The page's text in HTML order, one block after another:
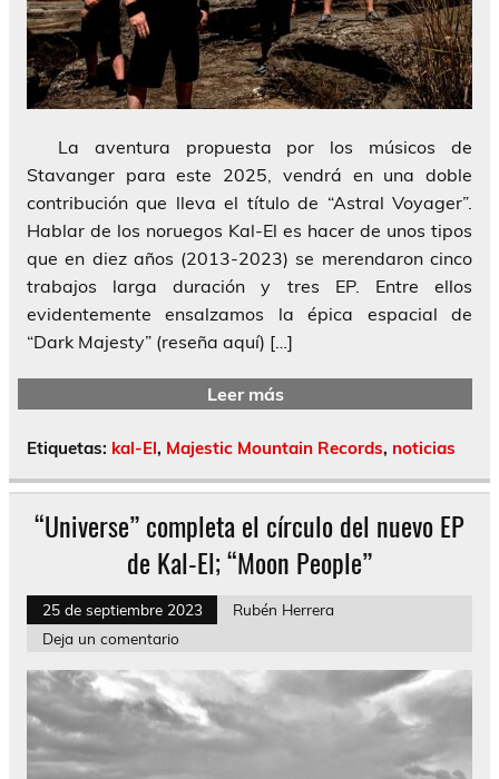
La aventura propuesta por los músicos de
Stavanger para este 2025, vendrá en una doble
contribución que lleva el título de “Astral Voyager”.
Hablar de los noruegos Kal-El es hacer de unos tipos
que en diez años (2013-2023) se merendaron cinco
trabajos larga duración y tres EP. Entre ellos
evidentemente ensalzamos la épica espacial de
“Dark Majesty” (reseña aquí) […]
Leer más
Etiquetas: kal-El, Majestic Mountain Records, noticias
“Universe” completa el círculo del nuevo EP
de Kal-El; “Moon People”
25 de septiembre 2023
Rubén Herrera
Deja un comentario